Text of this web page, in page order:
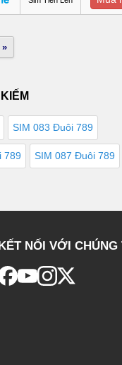
»
SIM 083 Đuôi 789
789 SIM 087 Đuôi 789
NỐI VỚI CHÚNG